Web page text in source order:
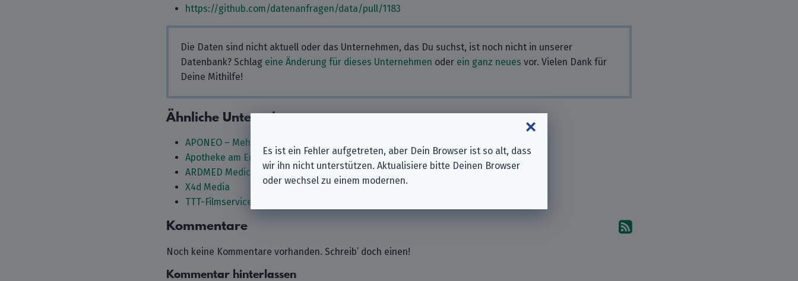
https://github.com/datenanfragen/data/pull/1183
Die Daten sind nicht aktuell oder das Unternehmen, das Du suchst, ist noch nicht in unserer
Datenbank? Schlag eine Änderung für dieses Unternehmen oder ein ganz neues vor. Vielen Dank für
Deine Mithilfe!
Ähnliche Unternehmen
APONEO – Mehr als Apotheke
Apotheke am Engelbecken
ARDMED Medical Supplies GmbH & Co. KG
X4d Media
TTT-Filmservice GmbH
Kommentare Abonniere die
Noch keine Kommentare vorhanden. Schreib’ doch einen!
Kommentar hinterlassen
Es ist ein Fehler aufgetreten, aber Dein Browser ist so alt, dass
wir ihn nicht unterstützen. Aktualisiere bitte Deinen Browser
oder wechsel zu einem modernen.